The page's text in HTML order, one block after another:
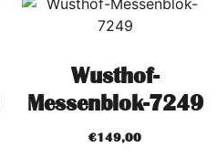
Wusthof-
Messenblok-7249
€149,00